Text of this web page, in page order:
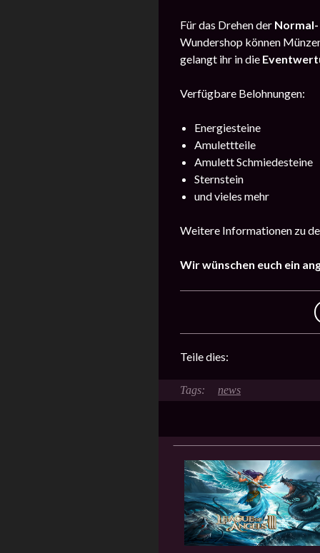
Für das Drehen der
Wundershop können
gelangt ihr in die
Verfügbare Belohnungen:
Energiesteine
Amulettteile
Amulett Schmiedesteine
Sternstein
und vieles mehr
Weitere Informationen zu
Wir wünschen euch ein
Teile dies:
news